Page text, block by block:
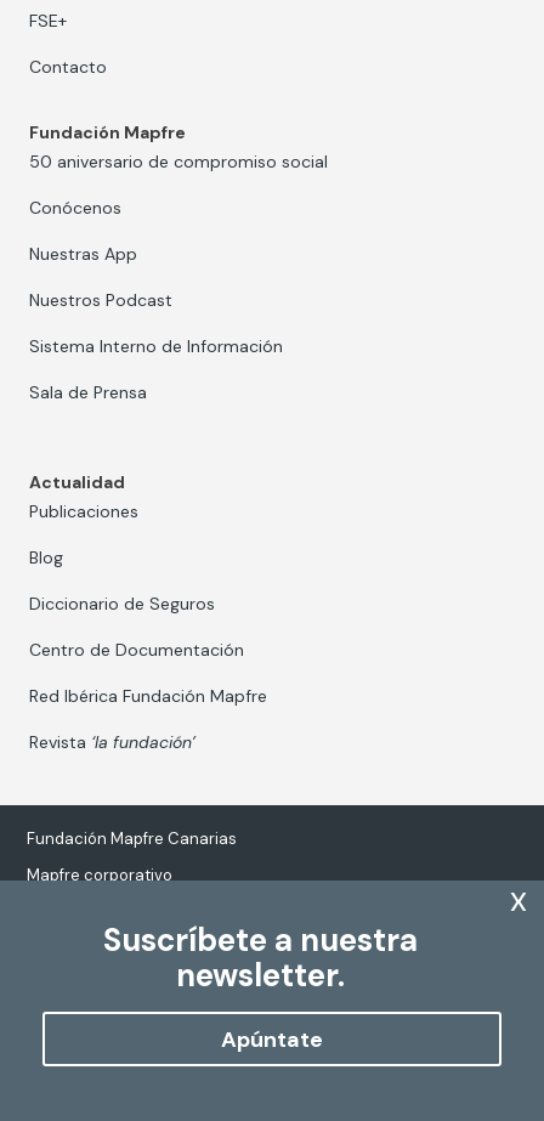
Suscríbete a nuestra
newsletter.
Apúntate
x
FSE+
Contacto
Fundación Mapfre
50 aniversario de compromiso social
Conócenos
Nuestras App
Nuestros Podcast
Sistema Interno de Información
Sala de Prensa
Actualidad
Publicaciones
Blog
Diccionario de Seguros
Centro de Documentación
Red Ibérica Fundación Mapfre
Revista ‘la fundación’
Fundación Mapfre Canarias
Mapfre corporativo
Tratamiento de datos personales
Política de Cookies